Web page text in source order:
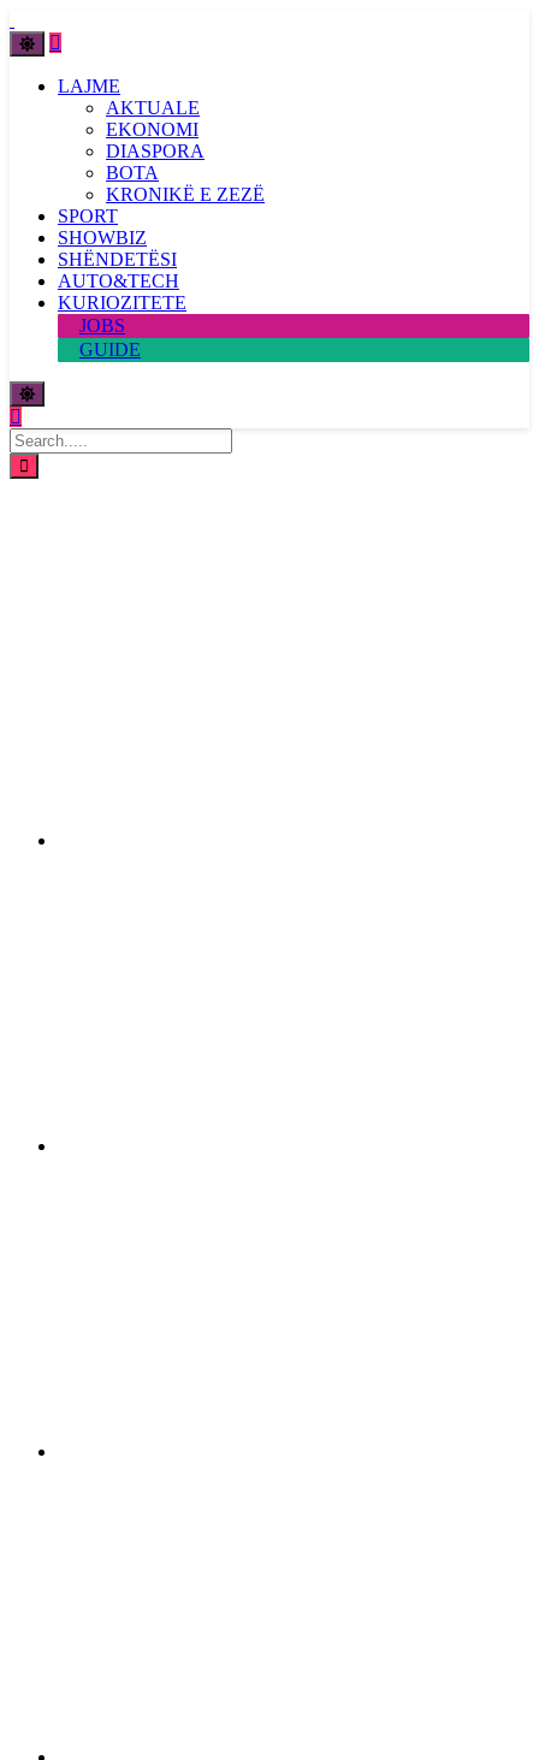
LAJME
AKTUALE
EKONOMI
DIASPORA
BOTA
KRONIKË E ZEZË
SPORT
SHOWBIZ
SHËNDETËSI
AUTO&TECH
KURIOZITETE
JOBS
GUIDE